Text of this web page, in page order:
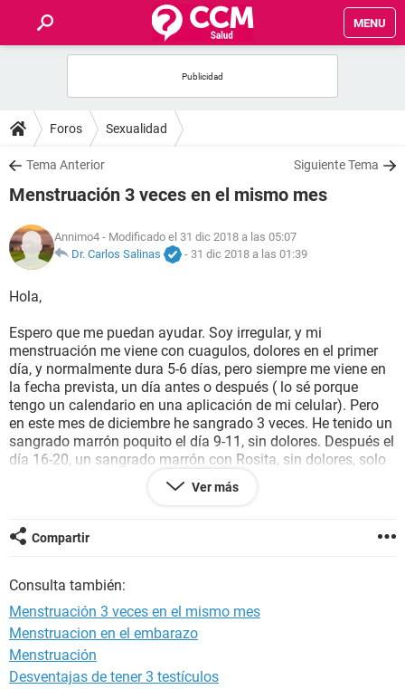
MENU
FOROS
SALUD
NUTRICIÓN
BIENESTAR
SEXUALIDAD
GLOSARIO
Foros Sexualidad
Tema Anterior Siguiente Tema
Menstruación 3 veces en el mismo mes
Annimo4 - Modificado el 31 dic 2018 a las 05:07
Dr. Carlos Salinas
- 31 dic 2018 a las 01:39
Hola,
Espero que me puedan ayudar. Soy irregular, y mi
menstruación me viene con cuagulos, dolores en el primer
día, y normalmente dura 5-6 días, pero siempre me viene en
la fecha prevista, un día antes o después ( lo sé porque
tengo un calendario en una aplicación de mi celular). Pero
en este mes de diciembre he sangrado 3 veces. He tenido un
sangrado marrón poquito el día 9-11, sin dolores. Después el
día 16-20, un sangrado marrón con Rosita, sin dolores, solo
en el primer día un poquito de dolor, pero no era el mismo
dolor de cólico menstrual. Después el día 26 me ha bajado
sangrado es sin cólicos, y solo me ha bajado 2 cuagulos
marrones 2 días. Es muy extraño que no tenga cólicos
veces en el mismo mes. He tenido relaciones sexuales sin
protección, esperando un bebé, pero el sangrado me
preocupa porque no sé si estoy embarazada o algo pasa.
También me he sentido débil, mi temperatura ha subido, no
tengo picazón ni molestias al orinar, y mi apetito ha bajado.
De que se puede tratar ?..
Ver más
Compartir
Consulta también:
Menstruación 3 veces en el mismo mes
Menstruacion en el embarazo
Menstruación
Desventajas de tener 3 testículos